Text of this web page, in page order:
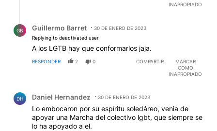
INAPROPIADO
GB Guillermo Barret
30 DE ENERO DE 2023
Replying to deactivated user
A los LGTB hay que conformarlos jaja.
RESPONDER 2 0 COMPARTIR
MARCAR
COMO
INAPROPIADO
DH Daniel Hernandez 30 DE ENERO DE 2023
Lo embocaron por su espíritu soledáreo, venia de
apoyar una Marcha del colectivo lgbt, que siempre se
lo ha apoyado a el.